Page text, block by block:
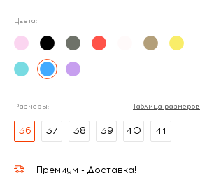
Цвета:
Размеры: Таблица размеров
36 37 38 39 40 41
Премиум - Доставка!